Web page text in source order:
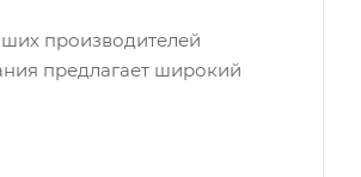
производителей
предлагает широкий